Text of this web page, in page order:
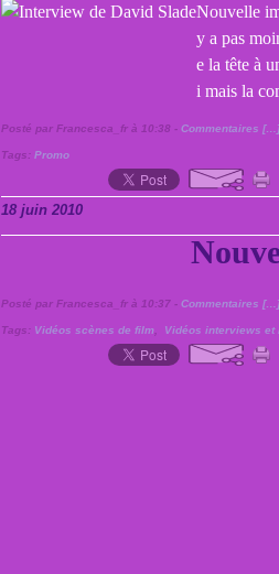
Nouvelle
y a pas
e la tête à
i mais la
Posté par Francesca_fr à 10:38 - Commentaires [… ]
Tags: Promo
18 juin 2010
Posté par Francesca_fr à 10:37 - Commentaires [… ]
Tags: Vidéos scènes de film Vidéos interviews et